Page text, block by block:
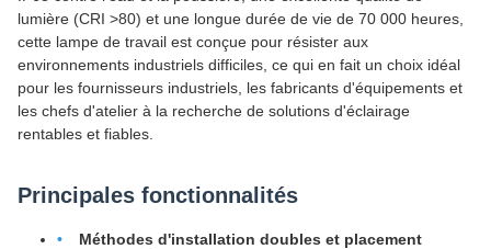
lumière (CRI >80) et une longue durée de vie de 70 000 heures,
cette lampe de travail est conçue pour résister aux
environnements industriels difficiles, ce qui en fait un choix idéal
pour les fournisseurs industriels, les fabricants d'équipements et
les chefs d'atelier à la recherche de solutions d'éclairage
rentables et fiables.
Principales fonctionnalités
Méthodes d'installation doubles et placement